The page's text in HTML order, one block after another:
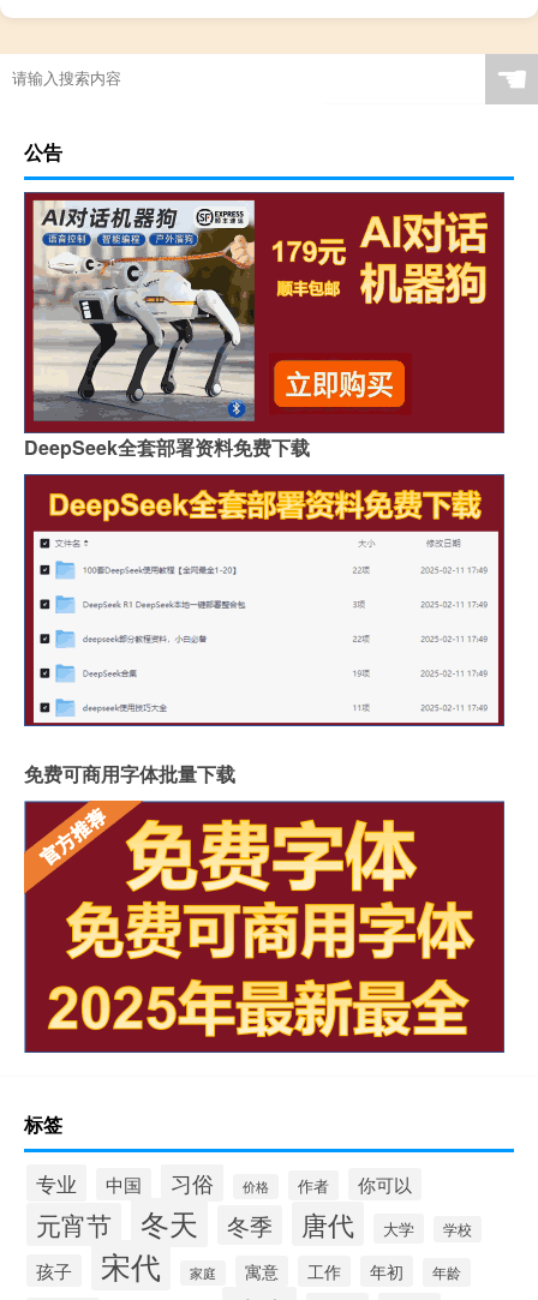
☚
公告
DeepSeek全套部署资料免费下载
免费可商用字体批量下载
标签
专业 中国 习俗 价格 作者 你可以
元宵节 冬天 冬季 唐代 大学 学校
孩子 宋代 家庭 寓意 工作 年初 年龄